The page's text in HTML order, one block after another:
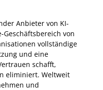
Anbieter von KI-
von
vollständige
und eine
schafft,
eliminiert. Weltweit
und